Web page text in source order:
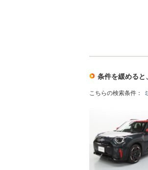
条件を緩めると
こちらの検索条件：